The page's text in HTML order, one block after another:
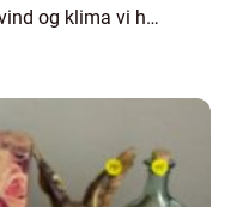
og klima vi har